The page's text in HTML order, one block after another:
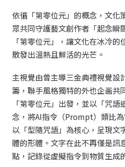
依循「第零位元」的概念，文化
眾共同守護藝文創作者「起念瞬
「第零位元」，讓文化在冰冷
散發出溫熱且鮮活的光芒。
主視覺由曾主導三金典禮視覺設
籌，聯手風格獨特的外也企画共
「第零位元」出發，並以「咒
念，將AI指令（Prompt）類比為
以「型隨咒語」為核心，呈現文
體的形體。文字在此不再僅是訊
點，記錄從虛擬指令到物質生成